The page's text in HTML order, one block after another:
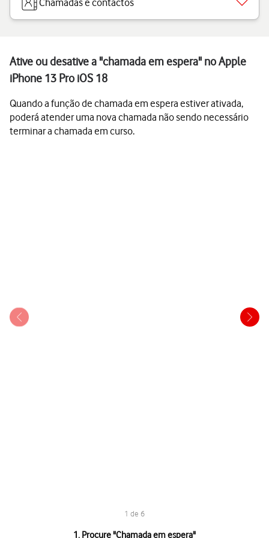
Chamadas e contactos
Ative ou desative a "chamada em espera" no Apple
iPhone 13 Pro iOS 18
Quando a função de chamada em espera estiver ativada,
poderá atender uma nova chamada não sendo necessário
terminar a chamada em curso.
1 de 6
1. Procure "Chamada em espera"